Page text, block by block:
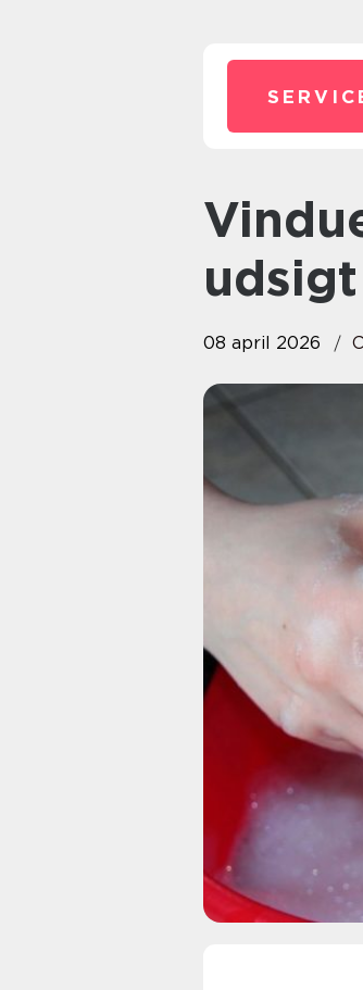
Vinduespudsning ringsted klar
08 april 2026